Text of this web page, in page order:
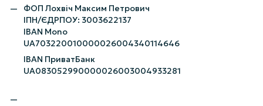
ФОП Лохвіч Максим Петрович
ІПН/ЄДРПОУ: 3003622137
IBAN Mono
UA703220010000026004340114646
IBAN ПриватБанк
UA083052990000026003004933281